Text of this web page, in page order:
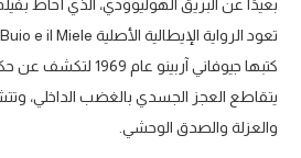
كتبها جيوفاني آربينو
يتقاطع العجز الجسدي بالغضب الداخلي،
والعزلة والصدق الوحشي.